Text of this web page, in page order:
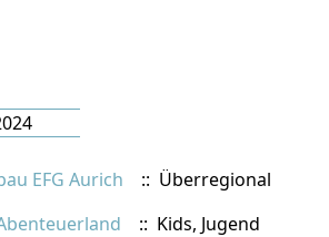
EFG Aurich
:: Überregional
:: Kids, Jugend